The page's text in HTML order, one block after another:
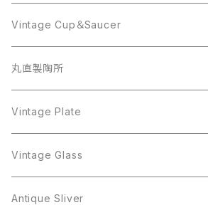
BSK
Cerrito
Sarah Coventry
植物モチーフ
Trifari
Sarah Coventry
Beatrix
BSK
Coro
Crown Trifari
Danecraft
Lisner
Sarah Coventry
Richelieu
W.Gemany
植物モチーフ
Monet
Napier
Richelieu
Rhinestone
Sarah Coventry
Glass
iittala
arcopal
CupSaucer
BAVARIA
Antique Silver
Milk Pot
Pot
Mag Cup
Vintage Cup＆Saucer
BAVARIA
Mosa
arcopal
丸直製陶所
Vintage Plate
Figgjo
BILTONS
Vintage Glass
iittala
Antique Sliver